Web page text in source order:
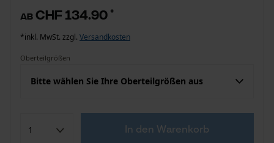
ab CHF 134.90 *
*inkl. MwSt. zzgl. Versandkosten
Oberteilgrößen
Bitte wählen Sie Ihre Oberteilgrößen aus
In den Warenkorb